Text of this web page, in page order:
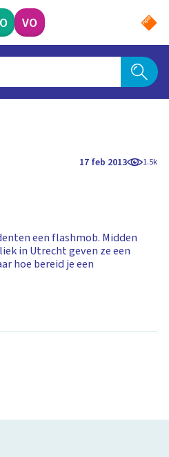
VO
17 feb 2013 1.5k
een flashmob. Midden
in Utrecht geven ze een
hoe bereid je een